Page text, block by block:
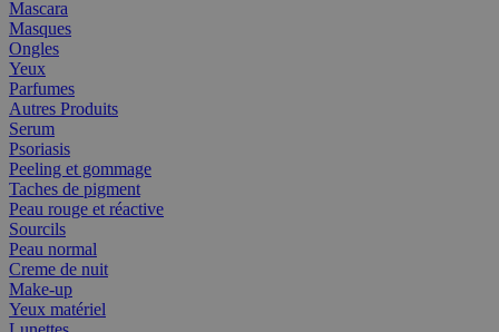
Mascara
Masques
Ongles
Yeux
Parfumes
Autres Produits
Serum
Psoriasis
Peeling et gommage
Taches de pigment
Peau rouge et réactive
Sourcils
Peau normal
Creme de nuit
Make-up
Yeux matériel